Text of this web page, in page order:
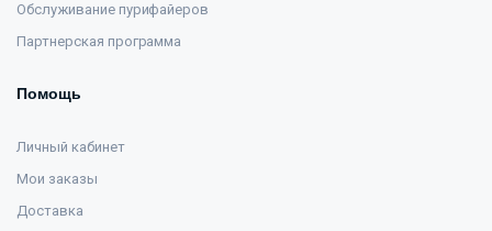
Обслуживание пурифайеров
Партнерская программа
Помощь
Личный кабинет
Мои заказы
Доставка